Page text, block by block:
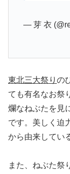
— 芽 衣
東北三大祭り の
ても有名なお祭
爛なねぶたを見
です。美しく迫
から由来してい
また、ねぶた祭